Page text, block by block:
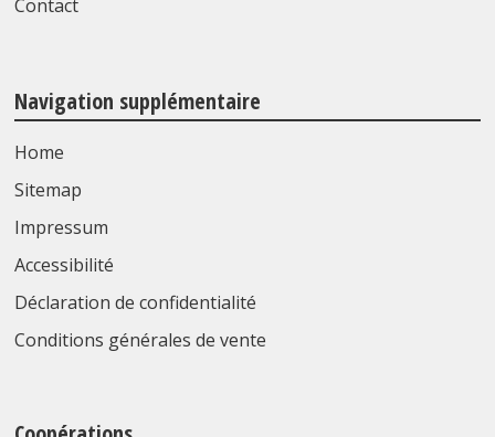
Contact
Navigation supplémentaire
Home
Sitemap
Impressum
Accessibilité
Déclaration de confidentialité
Conditions générales de vente